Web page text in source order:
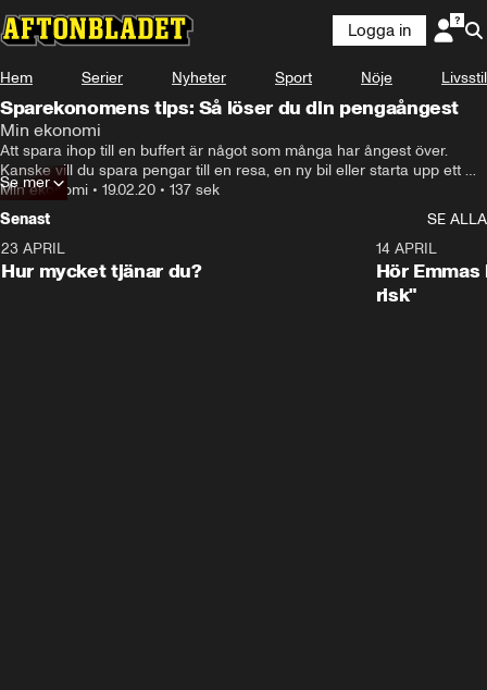
Logga in
Hem Serier Nyheter Sport Nöje Livsstil
Sparekonomens tips: Så löser du din pengaångest
Min ekonomi
Att spara ihop till en buffert är något som många har ångest över.
Kanske vill du spara pengar till en resa, en ny bil eller starta upp ett
sparkonto till dina barn. Christina Sahlberg, sparekonom på Compricer
ger sina bästa tips på hur du kan maximera ditt sparande.
Min ekonomi • 19.02.20 • 137 sek
Se mer
Senast
SE ALLA
23 APRIL
Hur mycket tjänar du?
14 APRIL
Hör
risk"